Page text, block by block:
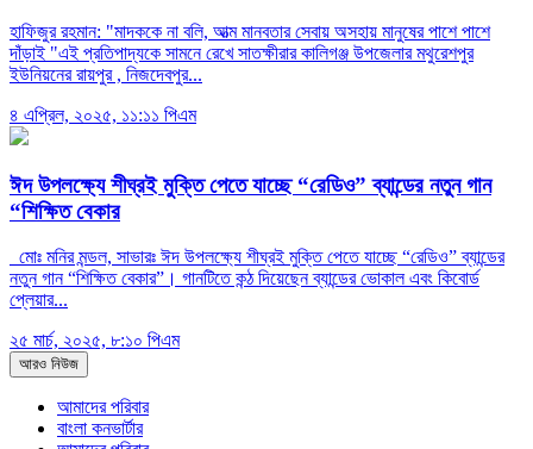
হাফিজুর রহমান: "মাদককে না বলি, আত্ম মানবতার সেবায় অসহায় মানুষের পাশে পাশে
দাঁড়াই "এই প্রতিপাদ্যকে সামনে রেখে সাতক্ষীরার কালিগঞ্জ উপজেলার মথুরেশপুর
ইউনিয়নের রায়পুর , নিজদেবপুর...
৪ এপ্রিল, ২০২৫, ১১:১১ পিএম
ঈদ উপলক্ষ্যে শীঘ্রই মুক্তি পেতে যাচ্ছে “রেডিও” ব্যান্ডের নতুন গান
“শিক্ষিত বেকার
মোঃ মনির মন্ডল, সাভারঃ ঈদ উপলক্ষ্যে শীঘ্রই মুক্তি পেতে যাচ্ছে “রেডিও” ব্যান্ডের
নতুন গান “শিক্ষিত বেকার”। গানটিতে কন্ঠ দিয়েছেন ব্যান্ডের ভোকাল এবং কিবোর্ড
প্লেয়ার...
২৫ মার্চ, ২০২৫, ৮:১০ পিএম
আরও নিউজ
আমাদের পরিবার
বাংলা কনভার্টার